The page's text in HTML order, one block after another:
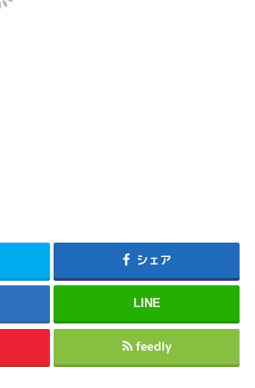
シェア
LINE
feedly